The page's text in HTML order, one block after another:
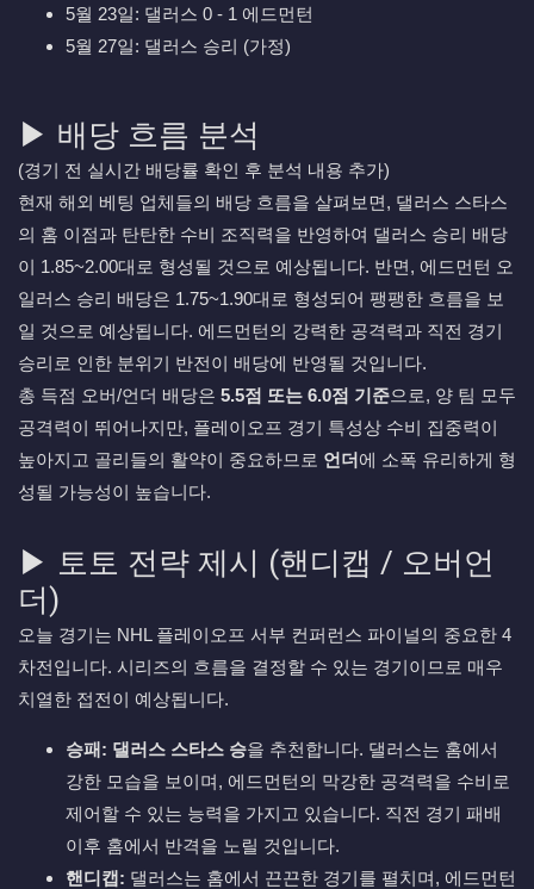
5월 23일: 댈러스 0 - 1 에드먼턴
5월 27일: 댈러스 승리 (가정)
▶ 배당 흐름 분석
(경기 전 실시간 배당률 확인 후 분석 내용 추가)
현재 해외 베팅 업체들의 배당 흐름을 살펴보면, 댈러스 스타스
의 홈 이점과 탄탄한 수비 조직력을 반영하여 댈러스 승리 배당
이 1.85~2.00대로 형성될 것으로 예상됩니다. 반면, 에드먼턴 오
일러스 승리 배당은 1.75~1.90대로 형성되어 팽팽한 흐름을 보
일 것으로 예상됩니다. 에드먼턴의 강력한 공격력과 직전 경기
승리로 인한 분위기 반전이 배당에 반영될 것입니다.
총 득점 오버/언더 배당은 5.5점 또는 6.0점 기준으로, 양 팀 모두
공격력이 뛰어나지만, 플레이오프 경기 특성상 수비 집중력이
높아지고 골리들의 활약이 중요하므로 언더에 소폭 유리하게 형
성될 가능성이 높습니다.
▶ 토토 전략 제시 (핸디캡 / 오버언
더)
오늘 경기는 NHL 플레이오프 서부 컨퍼런스 파이널의 중요한 4
차전입니다. 시리즈의 흐름을 결정할 수 있는 경기이므로 매우
치열한 접전이 예상됩니다.
승패: 댈러스 스타스 승을 추천합니다. 댈러스는 홈에서
강한 모습을 보이며, 에드먼턴의 막강한 공격력을 수비로
제어할 수 있는 능력을 가지고 있습니다. 직전 경기 패배
이후 홈에서 반격을 노릴 것입니다.
핸디캡: 댈러스는 홈에서 끈끈한 경기를 펼치며, 에드먼턴